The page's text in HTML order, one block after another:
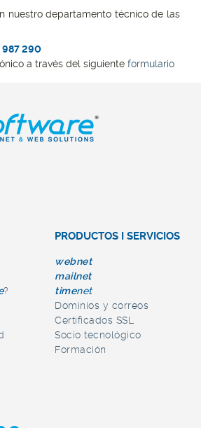
nuestro departamento técnico de las
987 290
a través del siguiente formulario
?
PRODUCTOS I SERVICIOS
webnet
mailnet
timenet
Dominios y correos
Certificados SSL
Socio tecnológico
Formación